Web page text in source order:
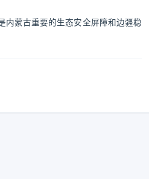
内蒙古重要的生态安全屏障和边疆稳